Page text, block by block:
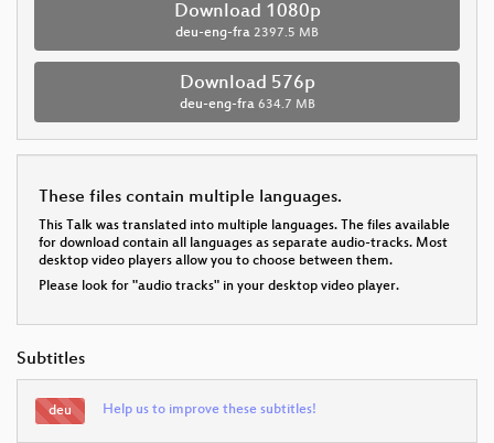
Download 1080p
deu-eng-fra 2397.5 MB
Download 576p
deu-eng-fra 634.7 MB
These files contain multiple languages.
This Talk was translated into multiple languages. The files available
for download contain all languages as separate audio-tracks. Most
desktop video players allow you to choose between them.
Please look for "audio tracks" in your desktop video player.
Subtitles
deu Help us to improve these subtitles!